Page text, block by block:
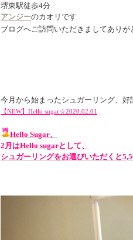
堺東駅徒歩4分
アンジーのカオリです
ブログへご訪問いただきましてありが
今月から始まったシュガーリング、好
【NEW】Hello sugar☆2020.02.01
Hello Sugar、
2月はHello sugarとして、
シュガーリングをお選びいただくと